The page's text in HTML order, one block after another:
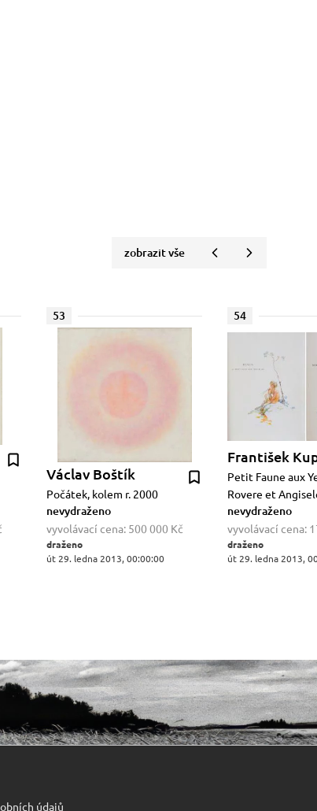
zobrazit vše
53
Václav Boštík
Počátek, kolem r. 2000
nevydraženo
vyvolávací cena: 500 000 Kč
draženo
út 29. ledna 2013, 00:00:00
54
František
Petit Faune aux
Rovere et
nevydraženo
vyvolávací cena:
draženo
út 29. ledna 2013,
údajů